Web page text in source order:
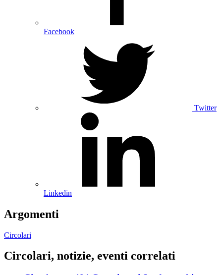
Facebook
Twitter
Linkedin
Argomenti
Circolari
Circolari, notizie, eventi correlati